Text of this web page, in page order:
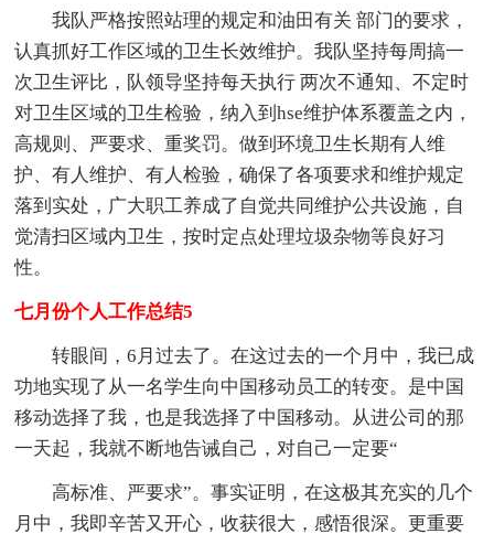
我队严格按照站理的规定和油田有关 部门的要求，
认真抓好工作区域的卫生长效维护。我队坚持每周搞一
次卫生评比，队领导坚持每天执行 两次不通知、不定时
对卫生区域的卫生检验，纳入到hse维护体系覆盖之内，
高规则、严要求、重奖罚。做到环境卫生长期有人维
护、有人维护、有人检验，确保了各项要求和维护规定
落到实处，广大职工养成了自觉共同维护公共设施，自
觉清扫区域内卫生，按时定点处理垃圾杂物等良好习
性。
七月份个人工作总结5
转眼间，6月过去了。在这过去的一个月中，我已成
功地实现了从一名学生向中国移动员工的转变。是中国
移动选择了我，也是我选择了中国移动。从进公司的那
一天起，我就不断地告诫自己，对自己一定要“
高标准、严要求”。事实证明，在这极其充实的几个
月中，我即辛苦又开心，收获很大，感悟很深。更重要